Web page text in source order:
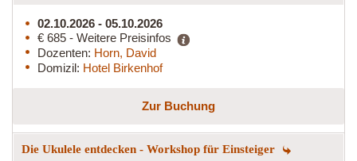
02.10.2026 - 05.10.2026
€ 685 - Weitere Preisinfos
Dozenten: Horn, David
Domizil: Hotel Birkenhof
Zur Buchung
Die Ukulele entdecken - Workshop für Einsteiger